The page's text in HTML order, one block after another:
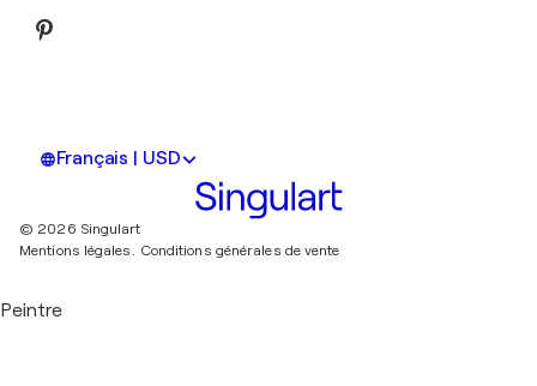
Français | USD
© 2026 Singulart
Mentions légales. Conditions générales de vente
Peintre